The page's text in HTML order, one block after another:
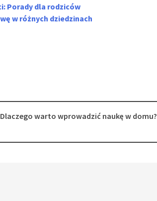
Porady dla rodziców
w różnych dziedzinach
Dlaczego warto wprowadzić naukę w domu?